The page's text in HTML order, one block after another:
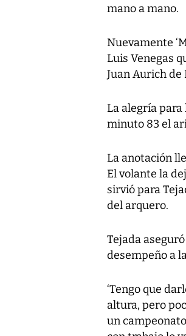
mano a mano.
Nuevamente
Luis Venegas
Juan Aurich de
La alegría para
minuto 83 el
La anotación
El volante la
sirvió para
del arquero.
Tejada
desempeño a
‘Tengo que
altura, pero
un